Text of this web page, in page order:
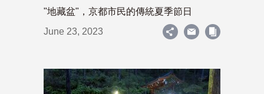
"地藏盆"，京都市民的傳統夏季節日
June 23, 2023